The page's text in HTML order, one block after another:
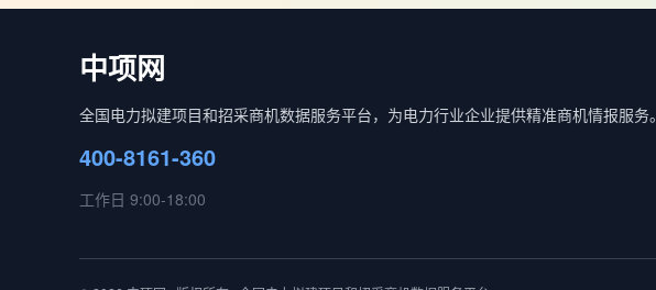
中项网
全国电力拟建项目和招采商机数据服务平台，为电力行业企业提供精准商机情报服务。
400-8161-360
工作日 9:00-18:00